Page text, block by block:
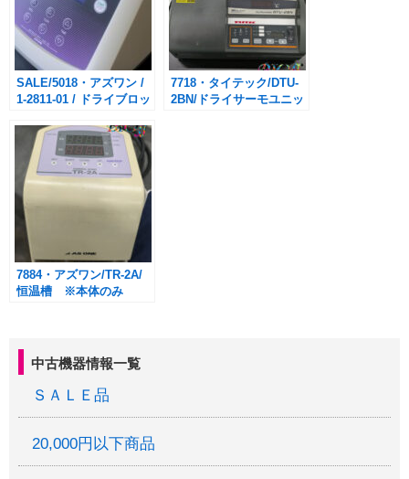
中古機器情報一覧
ＳＡＬＥ品
20,000円以下商品
SALE/5018・アズワン /
1-2811-01 / ドライブロッ
ト / 未使用品
7718・タイテック/DTU-
2BN/ドライサーモユニッ
7884・アズワン/TR-2A/
恒温槽 ※本体のみ